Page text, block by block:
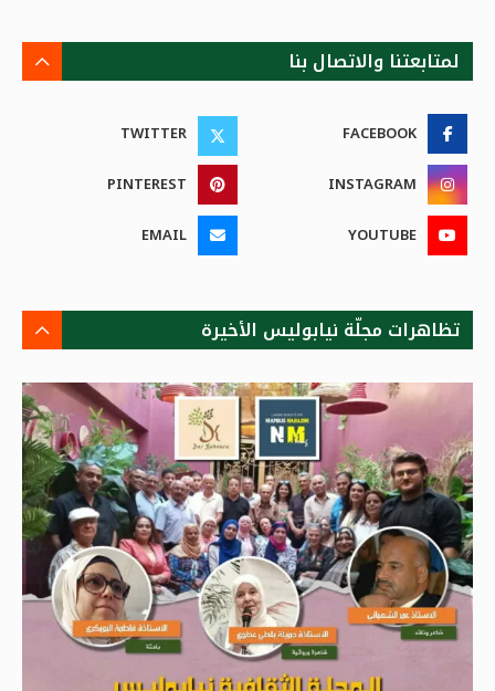
لمتابعتنا والاتصال بنا
FACEBOOK
TWITTER
INSTAGRAM
PINTEREST
YOUTUBE
EMAIL
تظاهرات مجلّة نيابوليس الأخيرة